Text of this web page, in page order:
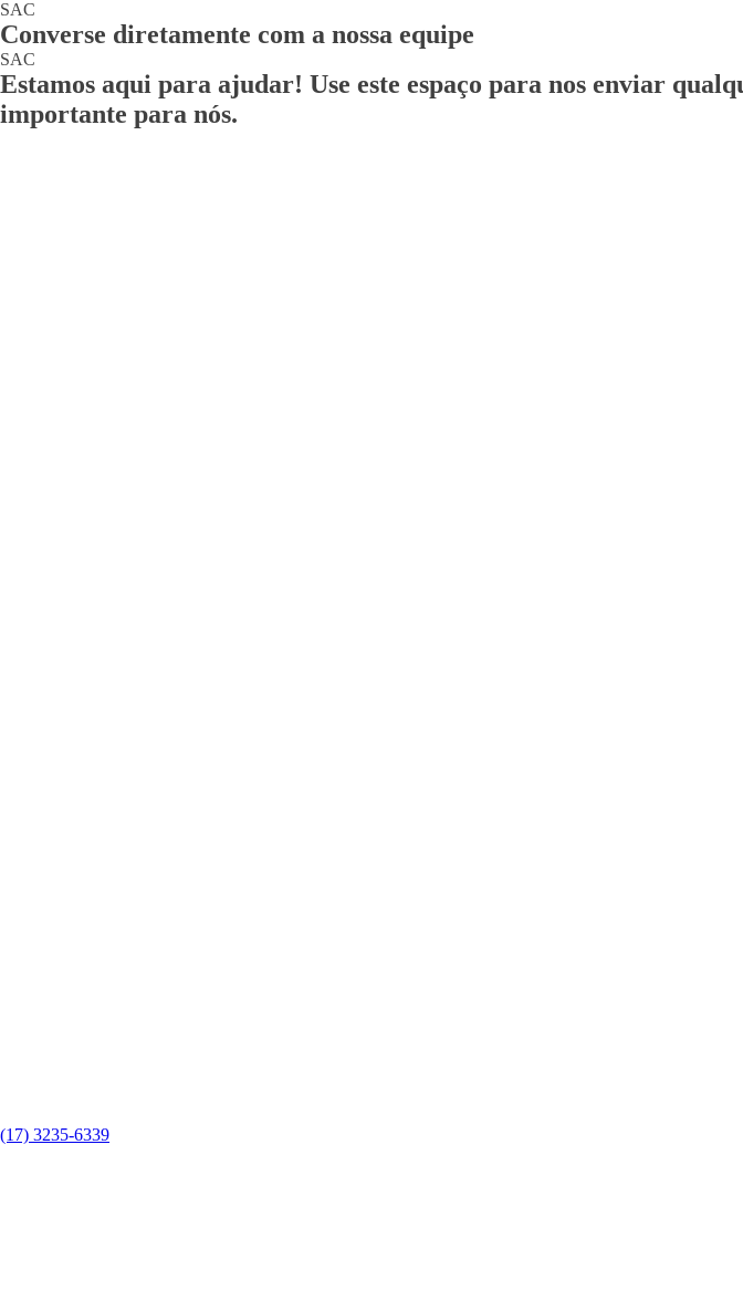
SAC
Converse diretamente com a nossa equipe
SAC
Estamos aqui para ajudar! Use este espaço para nos enviar
importante para nós.
(17) 3235-6339